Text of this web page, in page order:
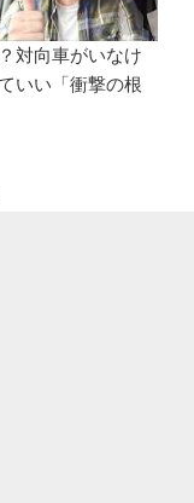
対向車がいなけ
いい「衝撃の根